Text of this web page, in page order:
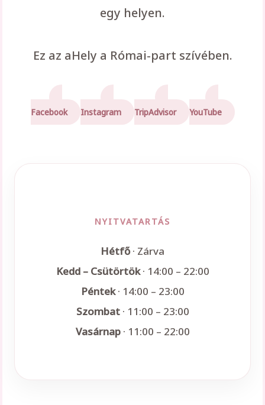
egy helyen.
Ez az aHely a Római-part szívében.
Facebook Instagram TripAdvisor YouTube
NYITVATARTÁS
Hétfő· Zárva
Kedd – Csütörtök· 14:00 – 22:00
Péntek· 14:00 – 23:00
Szombat· 11:00 – 23:00
Vasárnap· 11:00 – 22:00